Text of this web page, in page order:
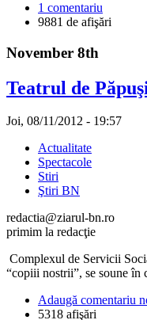
1 comentariu
9881 de afişări
November 8th
Teatrul de
Joi, 08/11/2012 - 19:57
Actualitate
Spectacole
Stiri
Ştiri BN
redactia@ziarul-bn.ro
primim la redacţie
Complexul de Servicii
“copiii nostrii”, se soune în
Adaugă comentariu
5318 afişări